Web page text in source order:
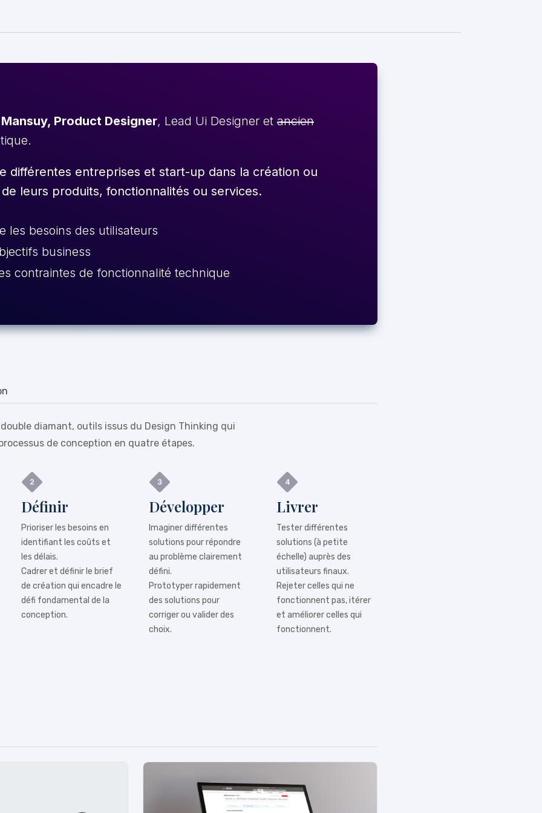
Product Designer, Lead Ui Designer et ancien
différentes entreprises et start-up dans la création ou
de leurs produits, fonctionnalités ou services.
les besoins des utilisateurs
business
contraintes de fonctionnalité technique
diamant, outils issus du Design Thinking qui
de conception en quatre étapes.
Définir
Prioriser les besoins en
identifiant les coûts et
les délais.
Cadrer et définir le brief
de création qui encadre le
défi fondamental de la
conception.
Développer
Imaginer différentes
solutions pour répondre
au problème clairement
défini.
Prototyper rapidement
des solutions pour
corriger ou valider des
choix.
Livrer
Tester différentes
solutions (à petite
échelle) auprès des
utilisateurs finaux.
Rejeter celles qui ne
fonctionnent pas, itérer
et améliorer celles qui
fonctionnent.